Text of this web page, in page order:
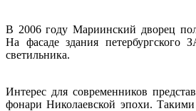
В 2006 году Мариинский дворец
На фасаде здания петербургского
светильника.
Интерес для современников
фонари Николаевской эпохи. Такими